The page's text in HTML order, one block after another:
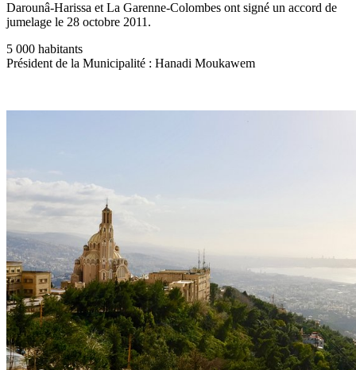
Darounâ-Harissa et La Garenne-Colombes ont signé un accord de
jumelage le 28 octobre 2011.
5 000 habitants
Président de la Municipalité : Hanadi Moukawem